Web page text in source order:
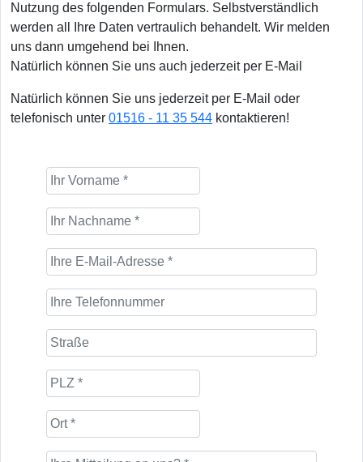
Nutzung des folgenden Formulars. Selbstverständlich
werden all Ihre Daten vertraulich behandelt. Wir melden
uns dann umgehend bei Ihnen.
Natürlich können Sie uns auch jederzeit per E-Mail
Natürlich können Sie uns jederzeit per E-Mail oder
telefonisch unter 01516 - 11 35 544 kontaktieren!